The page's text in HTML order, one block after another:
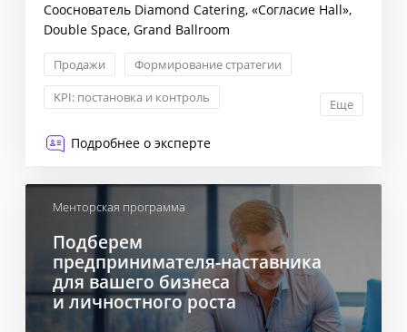
Сооснователь Diamond Catering, «Согласие Hall»,
Double Space, Grand Ballroom
Продажи
Формирование стратегии
KPI: постановка и контроль
Еще
Подробнее о эксперте
Менторская программа
Подберем
предпринимателя-наставника
для вашего бизнеса
и личностного роста